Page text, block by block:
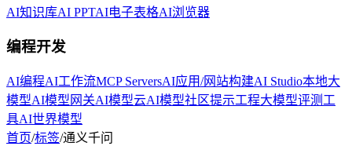
AI知识库AI PPTAI电子表格AI浏览器
编程开发
AI编程AI工作流MCP ServersAI应用/网站构建AI Studio本地大
模型AI模型网关AI模型云AI模型社区提示工程大模型评测工
具AI世界模型
首页/标签/通义千问